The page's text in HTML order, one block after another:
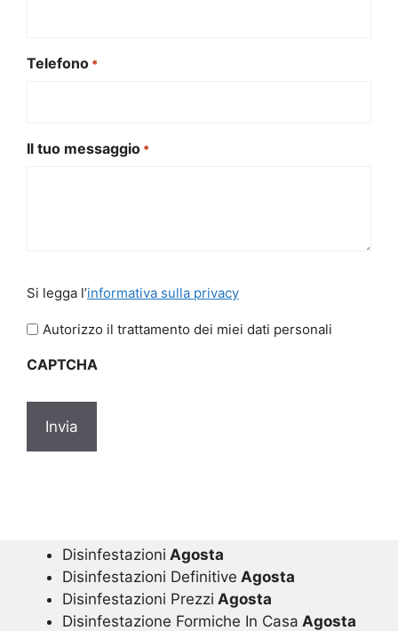
Telefono *
Il tuo messaggio *
legga
l'informativa
privacy
Si legga l’informativa sulla privacy
Autorizzo il trattamento dei miei dati personali
CAPTCHA
Disinfestazioni Agosta
Disinfestazioni Definitive Agosta
Disinfestazioni Prezzi Agosta
Disinfestazione Formiche In Casa Agosta